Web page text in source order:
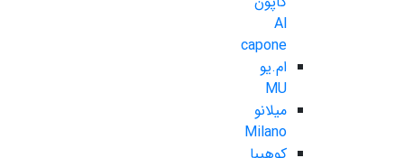
Al
capone
ام.یو
MU
میلانو
Milano